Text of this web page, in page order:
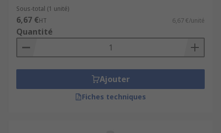
Sous-total (1 unité)
6,67 €HT 6,67 €/unité
Quantité
Ajouter
Fiches techniques